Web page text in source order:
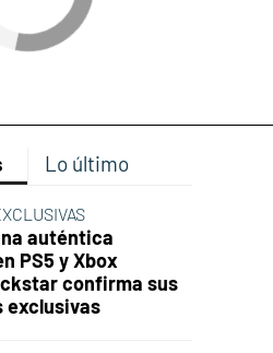
Lo último
auténtica
PS5 y Xbox
confirma sus
exclusivas